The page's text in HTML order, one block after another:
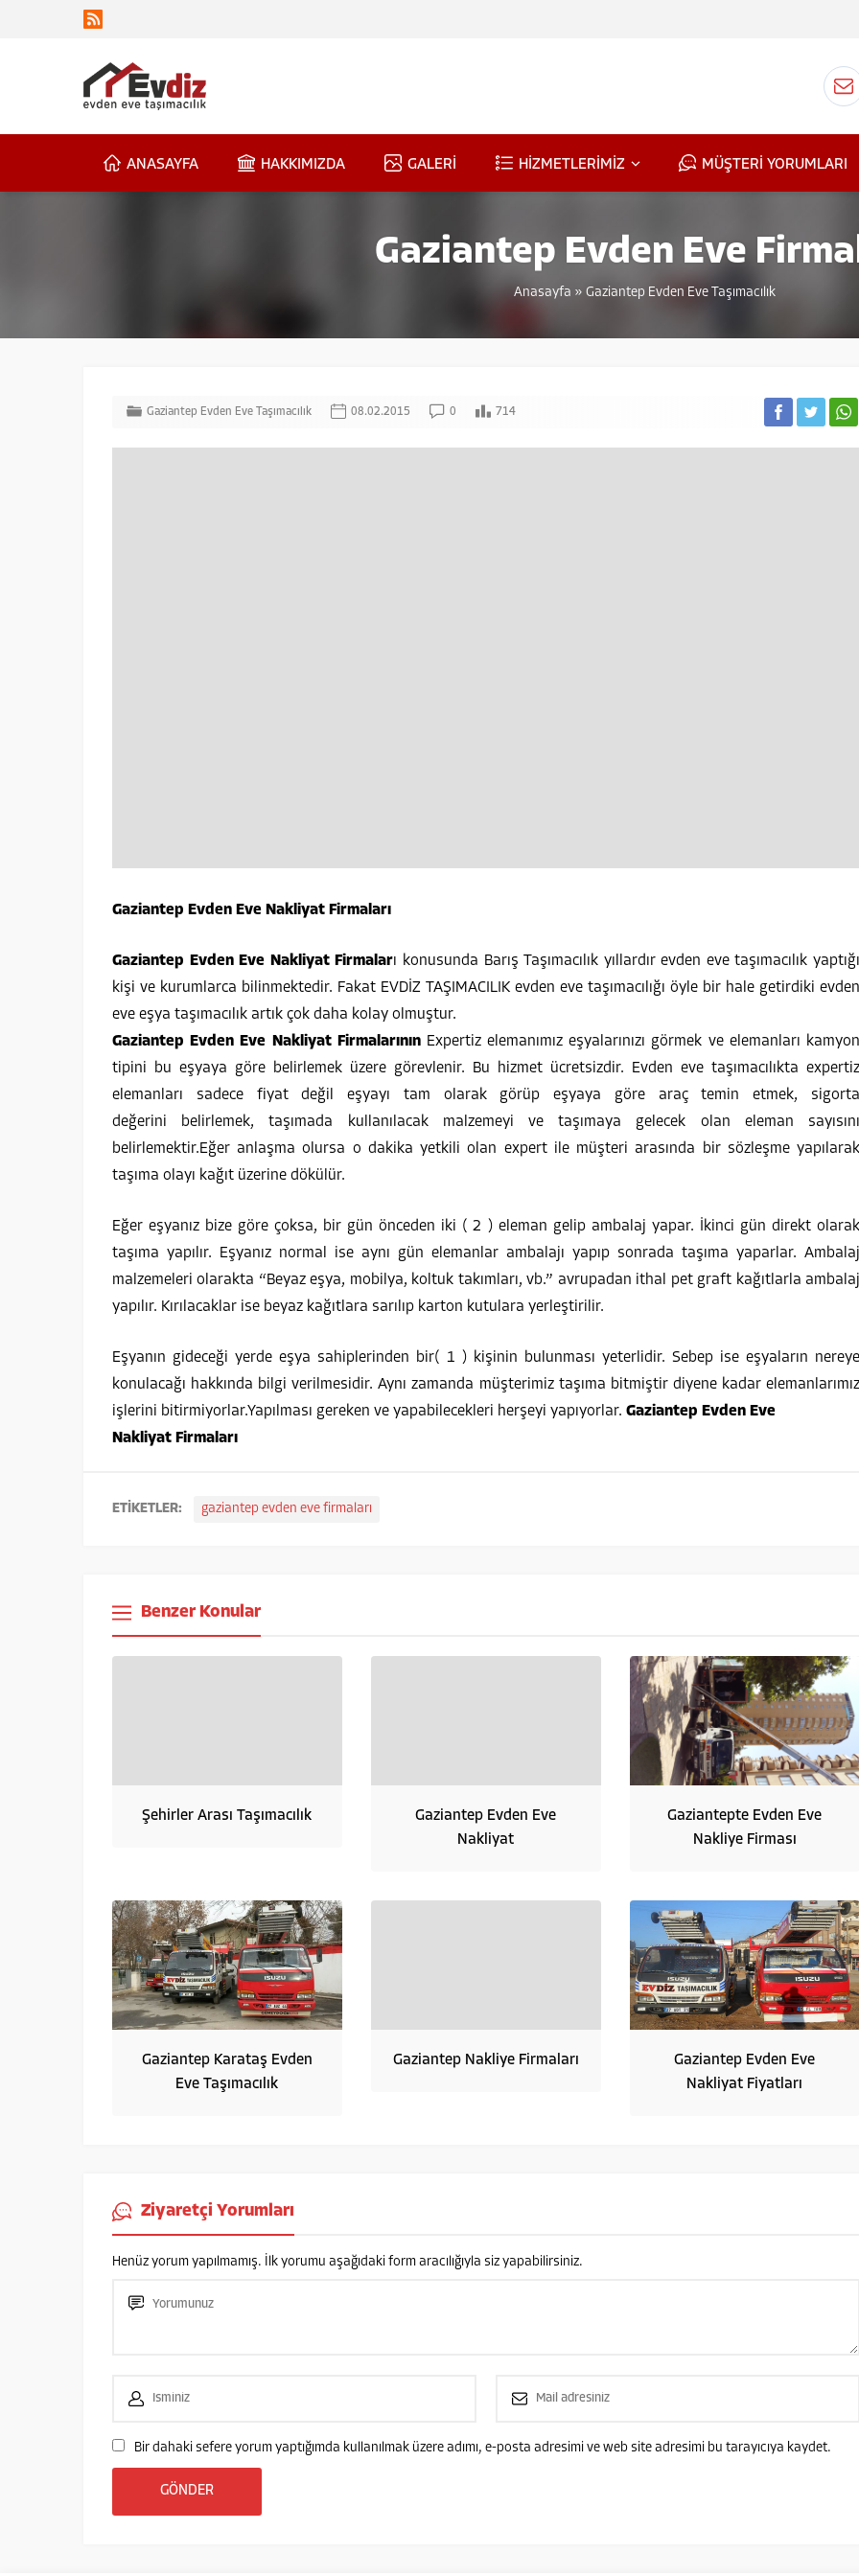
ANASAYFA HAKKIMIZDA GALERİ HİZMETLERİMİZ MÜŞTERİ YORUMLARI
Gaziantep Evden Eve
Anasayfa » Gaziantep Evden Eve Taşımacılık
Gaziantep Evden Eve Taşımacılık 08.02.2015 0 714
Gaziantep Evden Eve Nakliyat Firmaları
Gaziantep Evden Eve Nakliyat Firmaları konusunda Barış Taşımacılık yıllardır evden eve taşımacılık
kişi ve kurumlarca bilinmektedir. Fakat EVDİZ TAŞIMACILIK evden eve taşımacılığı öyle bir hale getirdiki evden
eve eşya taşımacılık artık çok daha kolay olmuştur.
Gaziantep Evden Eve Nakliyat FirmalarınınExpertiz elemanımız eşyalarınızı görmek ve elemanları
tipini bu eşyaya göre belirlemek üzere görevlenir. Bu hizmet ücretsizdir. Evden eve taşımacılıkta expertiz
elemanları sadece fiyat değil eşyayı tam olarak görüp eşyaya göre araç temin etmek, sigorta
değerini belirlemek, taşımada kullanılacak malzemeyi ve taşımaya gelecek olan eleman sayısını
belirlemektir.Eğer anlaşma olursa o dakika yetkili olan expert ile müşteri arasında bir sözleşme yapılarak
taşıma olayı kağıt üzerine dökülür.
Eğer eşyanız bize göre çoksa, bir gün önceden iki ( 2 ) eleman gelip ambalaj yapar. İkinci gün direkt olarak
taşıma yapılır. Eşyanız normal ise aynı gün elemanlar ambalajı yapıp sonrada taşıma yaparlar. Ambalaj
malzemeleri olarakta “Beyaz eşya, mobilya, koltuk takımları, vb.” avrupadan ithal pet graft kağıtlarla ambalaj
yapılır. Kırılacaklar ise beyaz kağıtlara sarılıp karton kutulara yerleştirilir.
Eşyanın gideceği yerde eşya sahiplerinden bir( 1 ) kişinin bulunması yeterlidir. Sebep ise eşyaların nereye
konulacağı hakkında bilgi verilmesidir. Aynı zamanda müşterimiz taşıma bitmiştir diyene kadar elemanlarımız
işlerini bitirmiyorlar.Yapılması gereken ve yapabilecekleri herşeyi yapıyorlar. Gaziantep Evden Eve
Nakliyat Firmaları
ETİKETLER: gaziantep evden eve firmaları
Benzer Konular
Şehirler Arası Taşımacılık
Gaziantep Evden Eve
Nakliyat
Gaziantepte Evden Eve
Nakliye Firması
Gaziantep Karataş Evden
Eve Taşımacılık
Gaziantep Nakliye Firmaları
Gaziantep Evden Eve
Nakliyat Fiyatları
Ziyaretçi Yorumları
Henüz yorum yapılmamış. İlk yorumu aşağıdaki form aracılığıyla siz yapabilirsiniz.
Bir dahaki sefere yorum yaptığımda kullanılmak üzere adımı, e-posta adresimi ve web site adresimi bu tarayıcıya kaydet.